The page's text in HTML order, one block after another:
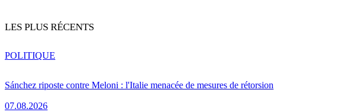
LES PLUS RÉCENTS
Sánchez riposte contre Meloni : l'Italie menacée de mesures de rétorsion
07.08.2026
POLITIQUE